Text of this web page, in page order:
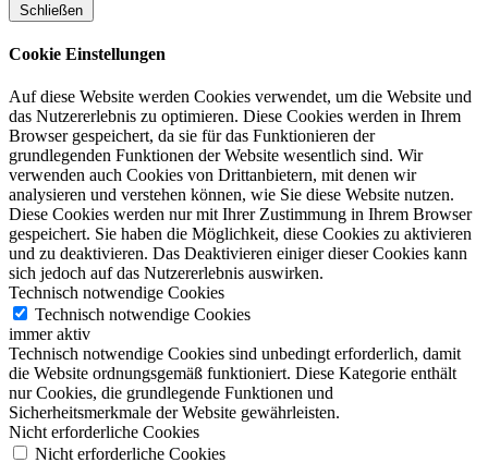
Schließen
Cookie Einstellungen
Auf diese Website werden Cookies verwendet, um die Website und
das Nutzererlebnis zu optimieren. Diese Cookies werden in Ihrem
Browser gespeichert, da sie für das Funktionieren der
grundlegenden Funktionen der Website wesentlich sind. Wir
verwenden auch Cookies von Drittanbietern, mit denen wir
analysieren und verstehen können, wie Sie diese Website nutzen.
Diese Cookies werden nur mit Ihrer Zustimmung in Ihrem Browser
gespeichert. Sie haben die Möglichkeit, diese Cookies zu aktivieren
und zu deaktivieren. Das Deaktivieren einiger dieser Cookies kann
sich jedoch auf das Nutzererlebnis auswirken.
Technisch notwendige Cookies
Technisch notwendige Cookies
immer aktiv
Technisch notwendige Cookies sind unbedingt erforderlich, damit
die Website ordnungsgemäß funktioniert. Diese Kategorie enthält
nur Cookies, die grundlegende Funktionen und
Sicherheitsmerkmale der Website gewährleisten.
Nicht erforderliche Cookies
Nicht erforderliche Cookies